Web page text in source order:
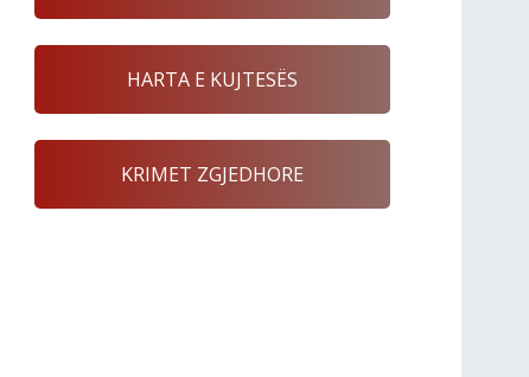
HARTA E KUJTESËS
KRIMET ZGJEDHORE